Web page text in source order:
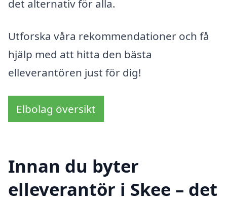
det alternativ för alla.
Utforska våra rekommendationer och få
hjälp med att hitta den bästa
elleverantören just för dig!
Elbolag översikt
Innan du byter
elleverantör i Skee – det